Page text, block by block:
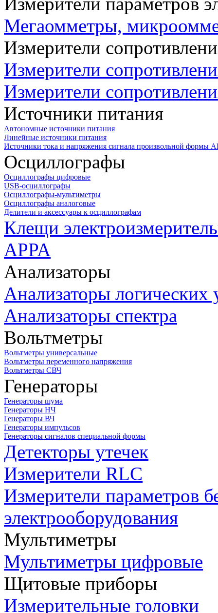
Мегаомметры,
Измерители
Измерители
Измерители
Источники питания
Автономные источники питания
Линейные источники питания
Источники тока и напряжения сигнала произвольной формы
Осциллографы
Осциллографы цифровые
USB-осциллографы
Осциллографы-мультиметры
Осциллографы аналоговые
Делители и аксессуары к осциллографам
Клещи
APPA
Анализаторы
Анализаторы логических
Анализаторы спектра
Вольтметры
Вольтметры универсальные
Вольтметры переменного напряжения
Вольтметры СВЧ
Генераторы
Генераторы шума
Генераторы НЧ
Генераторы ВЧ
Генераторы импульсов
Генераторы сигналов специальной формы
Детекторы утечек
Измерители RLC
Измерители параметров
электрооборудования
Мультиметры
Мультиметры цифровые
Щитовые приборы
Измерительные головки